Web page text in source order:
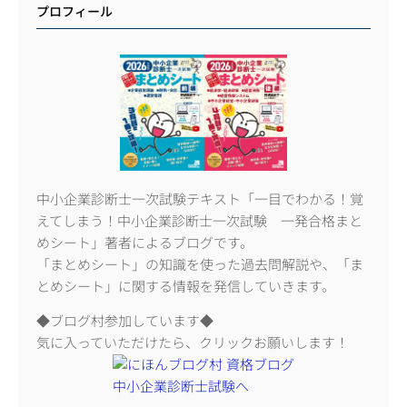
プロフィール
中小企業診断士一次試験テキスト「一目でわかる！覚
えてしまう！中小企業診断士一次試験 一発合格まと
めシート」著者によるブログです。
「まとめシート」の知識を使った過去問解説や、「ま
とめシート」に関する情報を発信していきます。
◆ブログ村参加しています◆
気に入っていただけたら、クリックお願いします！